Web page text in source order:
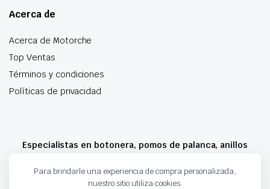
Acerca de
Acerca de Motorche
Top Ventas
Términos y condiciones
Políticas de privacidad
Especialistas en botonera, pomos de palanca, anillos
Para brindarle una experiencia de compra personalizada,
nuestro sitio utiliza cookies.